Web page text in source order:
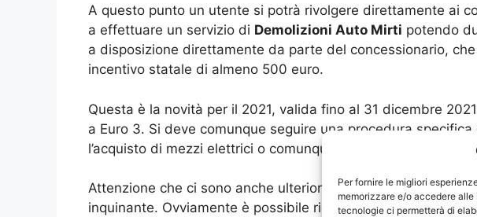
Per fornire le migliori
memorizzare e/o accedere
tecnologie ci permetterà di
A questo punto un utente si potrà rivolgere direttamente ai
a effettuare un servizio di Demolizioni Auto Mirti potendo
a disposizione direttamente da parte del concessionario,
incentivo statale di almeno 500 euro.
Questa è la novità per il 2021, valida fino al 31 dicembre
a Euro 3. Si deve comunque seguire una procedura
l’acquisto di mezzi elettrici o comunque anche per
Attenzione che ci sono anche ulteriori richieste e parametri
inquinante. Ovviamente è possibile ricevere direttamente